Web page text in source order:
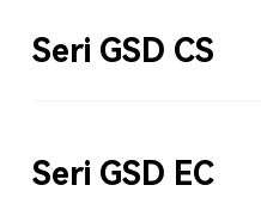
Seri GSD CS
Seri GSD EC